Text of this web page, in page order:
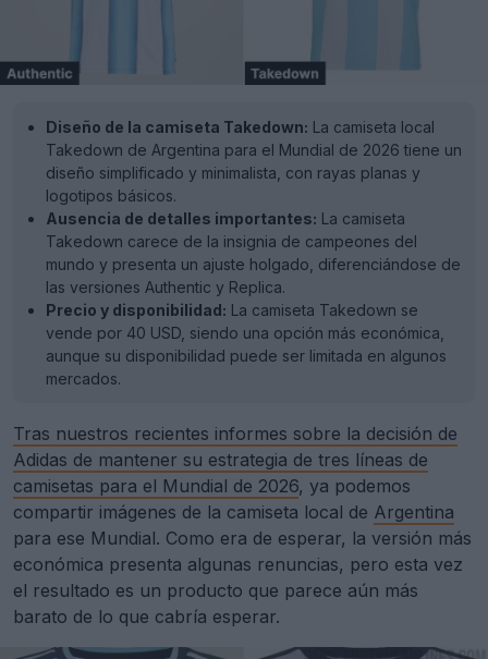
Diseño de la camiseta Takedown: La camiseta local
Takedown de Argentina para el Mundial de 2026 tiene un
diseño simplificado y minimalista, con rayas planas y
logotipos básicos.
Ausencia de detalles importantes: La camiseta
Takedown carece de la insignia de campeones del
mundo y presenta un ajuste holgado, diferenciándose de
las versiones Authentic y Replica.
Precio y disponibilidad: La camiseta Takedown se
vende por 40 USD, siendo una opción más económica,
aunque su disponibilidad puede ser limitada en algunos
mercados.
Tras nuestros recientes informes sobre la decisión de
Adidas de mantener su estrategia de tres líneas de
camisetas para el Mundial de 2026, ya podemos
compartir imágenes de la camiseta local de Argentina
para ese Mundial. Como era de esperar, la versión más
económica presenta algunas renuncias, pero esta vez
el resultado es un producto que parece aún más
barato de lo que cabría esperar.